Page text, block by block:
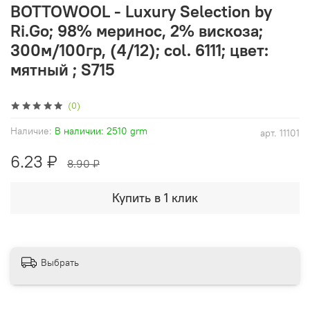
(0)
арт. 11101
Наличие: В наличии: 2510 grm
BOTTOWOOL - Luxury Selection by
Ri.Go; 98% меринос, 2% вискоза;
300м/100гр, (4/12); col. 6111; цвет:
мятный ; S715
6.23 ₽ 8.90 ₽
Купить в 1 клик
Выбрать